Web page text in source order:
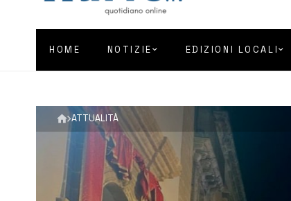
HOME NOTIZIE EDIZIONI LOCALI
ATTUALITÀ